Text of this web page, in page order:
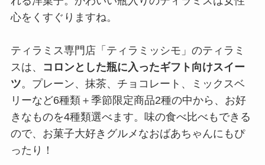
心をくすぐりますね。
ティラミス専門店「ティラミッシモ」のティラミ
スは、
コロンとした瓶に入ったギフト向けスイー
ツ。プレーン、抹茶、チョコレート、ミックスベ
リーなど6種類＋季節限定商品2種の中から、お好
きなものを4種類選べます。味の食べ比べもできる
ので、お菓子大好きグルメなおばあちゃんにもぴ
ったり！